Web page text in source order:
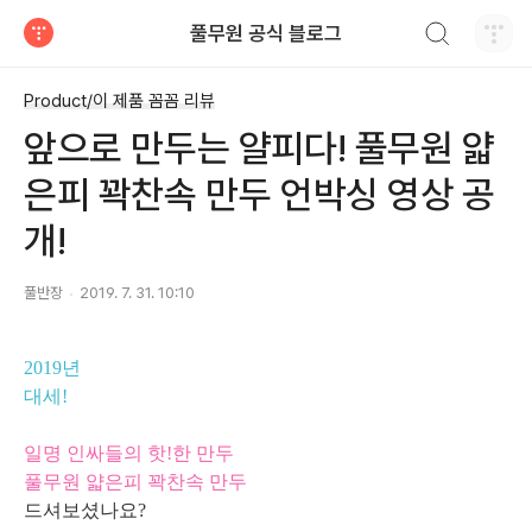
풀무원 공식 블로그
Product/이 제품 꼼꼼 리뷰
앞으로 만두는 얄피다! 풀무원 얇
은피 꽉찬속 만두 언박싱 영상 공
개!
풀반장 2019. 7. 31. 10:10
2019년
대세!
일명 인싸들의 핫!한 만두
풀무원 얇은피 꽉찬속 만두
드셔보셨나요?